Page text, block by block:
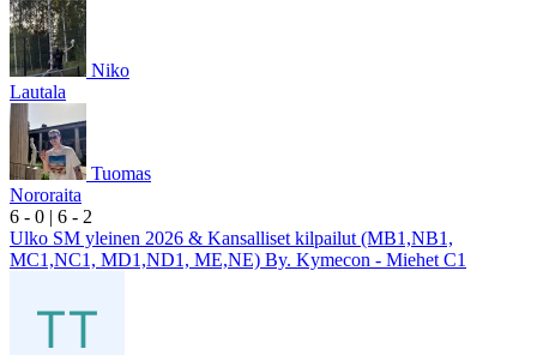
Niko
Lautala
Tuomas
Nororaita
6 - 0 | 6 - 2
Ulko SM yleinen 2026 & Kansalliset kilpailut (MB1,NB1,
MC1,NC1, MD1,ND1, ME,NE) By. Kymecon - Miehet C1